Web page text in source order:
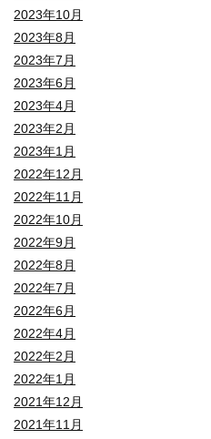
2023年10月
2023年8月
2023年7月
2023年6月
2023年4月
2023年2月
2023年1月
2022年12月
2022年11月
2022年10月
2022年9月
2022年8月
2022年7月
2022年6月
2022年4月
2022年2月
2022年1月
2021年12月
2021年11月